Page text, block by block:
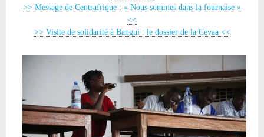
>> Message de Centrafrique : « Nous sommes dans la fournaise »
<<
>> Visite de solidarité à Bangui : le dossier de la Cevaa <<